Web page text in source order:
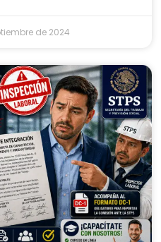
de 2024